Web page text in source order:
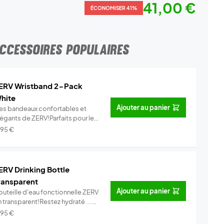
ÉCONOMISER 41% 41,00 €
POPULAIRES
Wristband 2-Pack
bandeaux confortables et
de ZERV!Parfaits pour le
Info
€
Ajouter au panier
Drinking Bottle
d'eau fonctionnelle ZERV
transparent!Restez hydraté ...
Info€
Ajouter au panier